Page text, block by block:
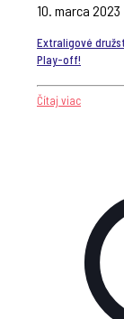
10. marca 2023
Extraligové
Play-off!
Čítaj viac